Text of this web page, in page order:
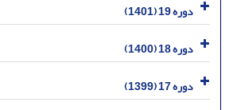
دوره 19 (1401)
دوره 18 (1400)
دوره 17 (1399)